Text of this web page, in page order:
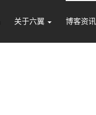
关于六翼 博客资讯